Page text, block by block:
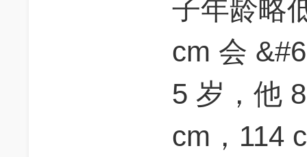
子年龄略
cm 会
5 岁，他
cm，114